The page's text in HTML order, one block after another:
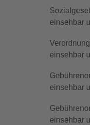
einsehbar
einsehbar
einsehbar
einsehbar